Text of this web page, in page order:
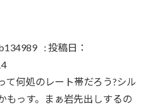
: 投稿日：
て何処のレート帯だろう?シル
もっす。まぁ岩先出しするの